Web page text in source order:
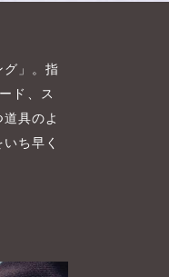
」。指
ド、ス
具のよ
ち早く